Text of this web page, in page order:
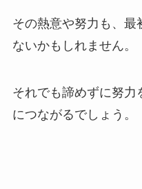
その熱意や努力も、最
ないかもしれません。
それでも諦めずに努力
につながるでしょう。